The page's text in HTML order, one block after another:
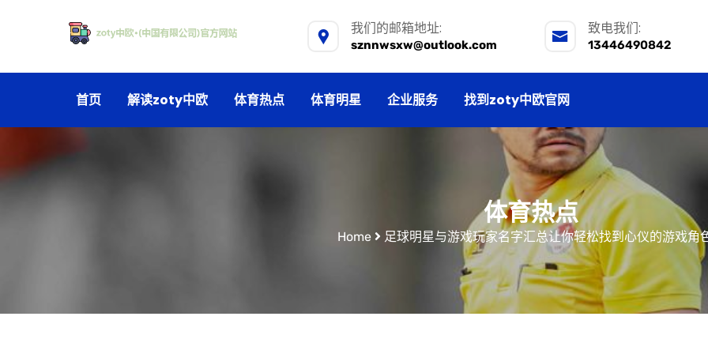
我们的邮箱地址:
sznnwsxw@outlook.com
致电我们:
13446490842
首页 解读zoty中欧 体育热点 体育明星 企业服务 找到zoty中欧官网
体育热点
Home 足球明星与游戏玩家名字汇总让你轻松找到心仪的游戏角